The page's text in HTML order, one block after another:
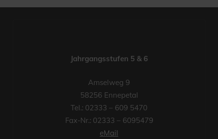
Jahrgangsstufen 5 & 6
Amselweg 9
58256 Ennepetal
Tel.: 02333 – 609 5470
Fax-Nr.: 02333 – 6095479
eMail